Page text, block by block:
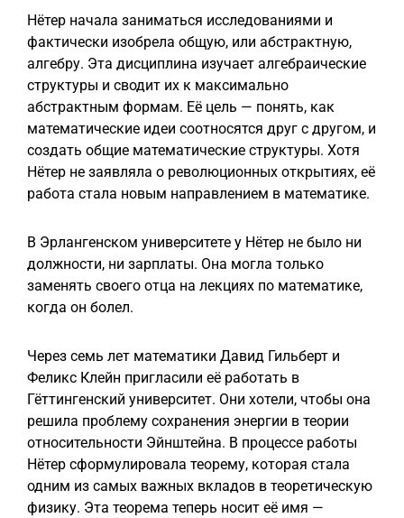
Нётер начала заниматься исследованиями и
фактически изобрела общую, или абстрактную,
алгебру. Эта дисциплина изучает алгебраические
структуры и сводит их к максимально
абстрактным формам. Её цель — понять, как
математические идеи соотносятся друг с другом, и
создать общие математические структуры. Хотя
Нётер не заявляла о революционных открытиях, её
работа стала новым направлением в математике.
В Эрлангенском университете у Нётер не было ни
должности, ни зарплаты. Она могла только
заменять своего отца на лекциях по математике,
когда он болел.
Через семь лет математики Давид Гильберт и
Феликс Клейн пригласили её работать в
Гёттингенский университет. Они хотели, чтобы она
решила проблему сохранения энергии в теории
относительности Эйнштейна. В процессе работы
Нётер сформулировала теорему, которая стала
одним из самых важных вкладов в теоретическую
физику. Эта теорема теперь носит её имя —